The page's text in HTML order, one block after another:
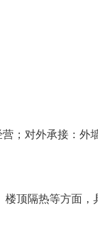
；对外承接：外
顶隔热等方面